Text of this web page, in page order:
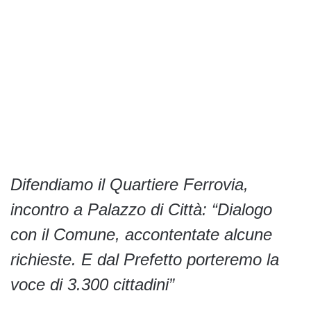
Difendiamo il Quartiere Ferrovia,
incontro a Palazzo di Città: “Dialogo
con il Comune, accontentate alcune
richieste. E dal Prefetto porteremo la
voce di 3.300 cittadini”